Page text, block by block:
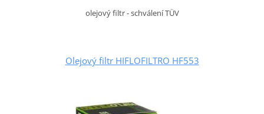
olejový filtr - schválení TÜV
Olejový filtr HIFLOFILTRO HF553